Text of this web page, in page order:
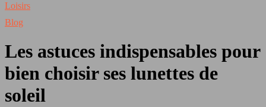
Loisirs
Blog
Les astuces indispensables pour
bien choisir ses lunettes de
soleil